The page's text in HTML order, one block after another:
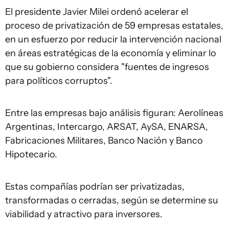
El presidente Javier Milei ordenó acelerar el
proceso de privatización de 59 empresas estatales,
en un esfuerzo por reducir la intervención nacional
en áreas estratégicas de la economía y eliminar lo
que su gobierno considera "fuentes de ingresos
para políticos corruptos".
Entre las empresas bajo análisis figuran: Aerolíneas
Argentinas, Intercargo, ARSAT, AySA, ENARSA,
Fabricaciones Militares, Banco Nación y Banco
Hipotecario.
Estas compañías podrían ser privatizadas,
transformadas o cerradas, según se determine su
viabilidad y atractivo para inversores.